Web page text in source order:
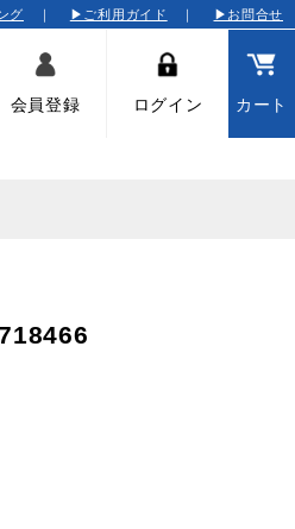
グ ｜ ▶ご利用ガイド ｜ ▶お問合せ
会員登録 ログイン カート